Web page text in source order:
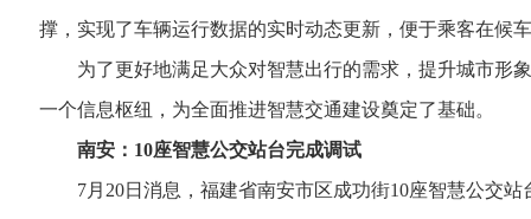
撑，实现了车辆运行数据的实时动态更新，便于乘客在候
为了更好地满足大众对智慧出行的需求，提升城市形象
一个信息枢纽，为全面推进智慧交通建设奠定了基础。
南安：10座智慧公交站台完成调试
7月20日消息，福建省南安市区成功街10座智慧公交站